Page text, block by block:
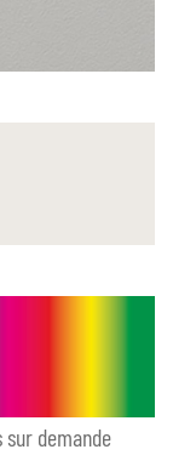
sur demande